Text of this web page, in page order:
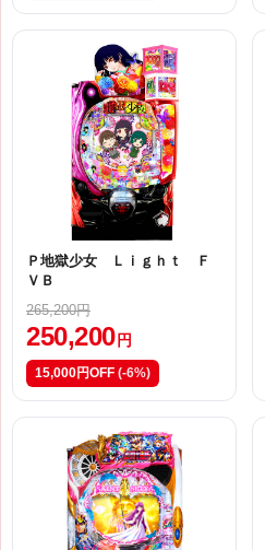
Ｐ地獄少女 Ｌｉｇｈｔ Ｆ
ＶＢ
265,200円
250,200 円
15,000円OFF (-6%)